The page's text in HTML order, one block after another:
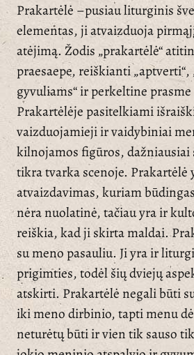
Prakartėlė –pusiau liturginis
elementas, ji atvaizduoja
atėjimą. Žodis „prakartėlė“
praesaepe, reiškianti „aptverti“,
gyvuliams“ ir perkeltine prasme
Prakartėlėje pasitelkiami
vaizduojamieji ir vaidybiniai
kilnojamos figūros, dažniausiai
tikra tvarka scenoje. Prakartėlė
atvaizdavimas, kuriam
nėra nuolatinė, tačiau yra ir
reiškia, kad ji skirta maldai.
su meno pasauliu. Ji yra ir
prigimties, todėl šių dviejų
atskirti. Prakartėlė negali būti
iki meno dirbinio, tapti menu
neturėtų būti ir vien tik sauso